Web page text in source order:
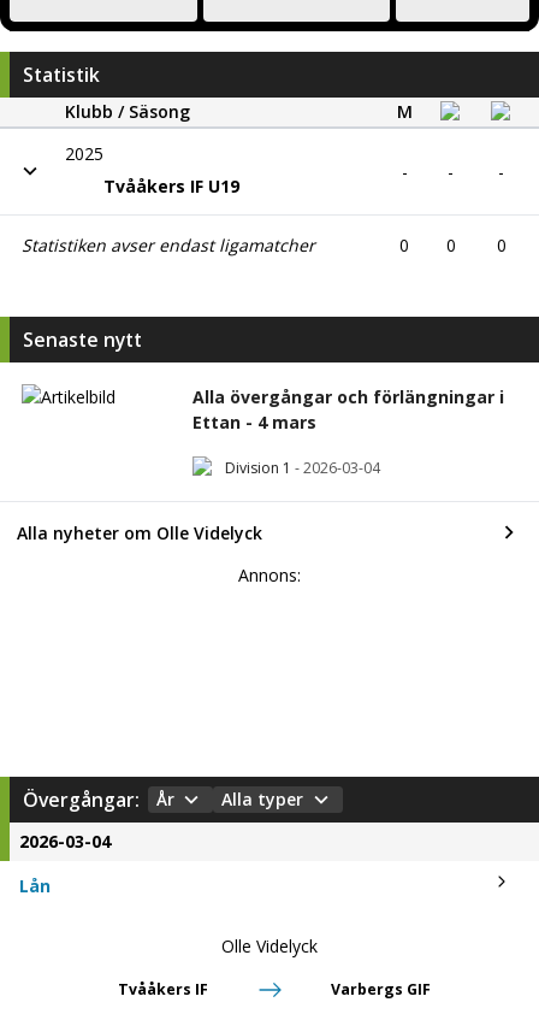
Statistik
Klubb / Säsong
M
2025
Tvååkers IF U19
- - -
Statistiken avser endast ligamatcher 0 0 0
Senaste nytt
Alla övergångar och förlängningar i
Ettan - 4 mars
Division 1 -2026-03-04
Alla nyheter om Olle Videlyck
Annons:
Övergångar: År
Alla typer
2026-03-04
Lån
Olle Videlyck
Tvååkers IF Varbergs GIF